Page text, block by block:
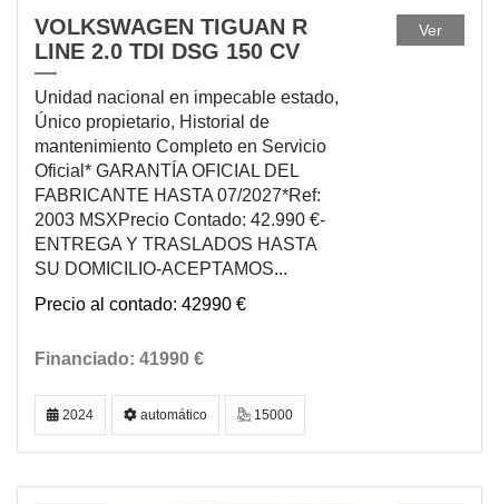
VOLKSWAGEN TIGUAN R
LINE 2.0 TDI DSG 150 CV
Unidad nacional en impecable estado,
Único propietario, Historial de
mantenimiento Completo en Servicio
Oficial* GARANTÍA OFICIAL DEL
FABRICANTE HASTA 07/2027*Ref:
2003 MSXPrecio Contado: 42.990 €-
ENTREGA Y TRASLADOS HASTA
SU DOMICILIO-ACEPTAMOS...
42990 €
41990 €
Ver
2024 automático 15000